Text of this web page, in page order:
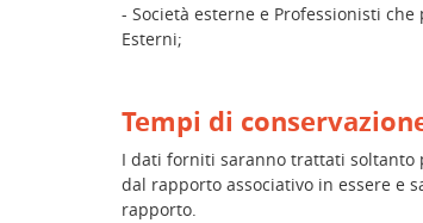
- Società esterne e Professionisti
Esterni;
Tempi di
I dati forniti saranno trattati soltanto
dal rapporto associativo in essere e
rapporto.